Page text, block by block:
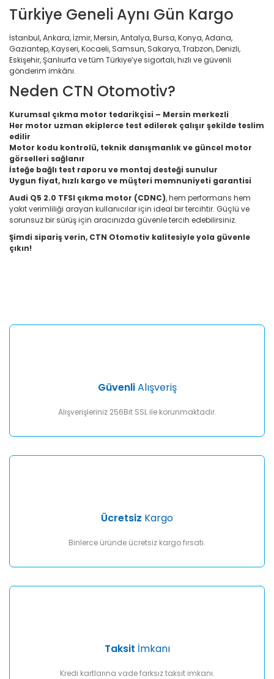
Türkiye Geneli Aynı Gün Kargo
İstanbul, Ankara, İzmir, Mersin, Antalya, Bursa, Konya, Adana,
Gaziantep, Kayseri, Kocaeli, Samsun, Sakarya, Trabzon, Denizli,
Eskişehir, Şanlıurfa ve tüm Türkiye’ye sigortalı, hızlı ve güvenli
gönderim imkânı.
Neden CTN Otomotiv?
Kurumsal çıkma motor tedarikçisi – Mersin merkezli
Her motor uzman ekiplerce test edilerek çalışır şekilde teslim
edilir
Motor kodu kontrolü, teknik danışmanlık ve güncel motor
görselleri sağlanır
İsteğe bağlı test raporu ve montaj desteği sunulur
Uygun fiyat, hızlı kargo ve müşteri memnuniyeti garantisi
Audi Q5 2.0 TFSI çıkma motor (CDNC), hem performans hem
yakıt verimliliği arayan kullanıcılar için ideal bir tercihtir. Güçlü ve
sorunsuz bir sürüş için aracınızda güvenle tercih edebilirsiniz.
Şimdi sipariş verin, CTN Otomotiv kalitesiyle yola güvenle
çıkın!
Yorum Yaz
Ürün fiyatı diğer sitelerden daha pahalı.
GüvenliAlışveriş
Alışverişleriniz 256Bit SSL ile korunmaktadır.
Ücretsiz Kargo
Binlerce üründe ücretsiz kargo fırsatı.
Taksit İmkanı
Kredi kartlarına vade farksız taksit imkanı.